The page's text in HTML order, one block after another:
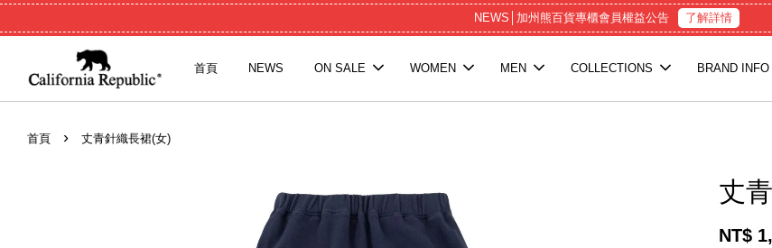
NEWS│加州熊百貨專櫃會員權益公告 了解詳情
首頁 NEWS ON SALE WOMEN MEN COLLECTIONS BRAND INFO
首頁 › 丈青針織長裙(女)
丈
NT$